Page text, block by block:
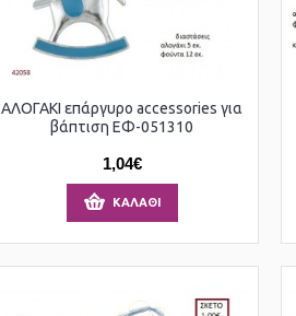
ΑΛΟΓΑΚΙ επάργυρο accessories για
βάπτιση ΕΦ-051310
1,04€
ΚΑΛΆΘΙ